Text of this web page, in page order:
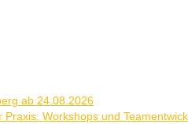
ab 24.08.2026
Praxis: Workshops und